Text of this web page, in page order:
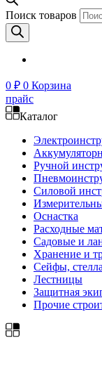
Поиск товаров
0 ₽ 0 Корзина
прайс
Каталог
Ручной
Силовой
Оснастка
Расходные
Садовые и
Хранение и
Сейфы,
Лестницы
Защитная
Прочие